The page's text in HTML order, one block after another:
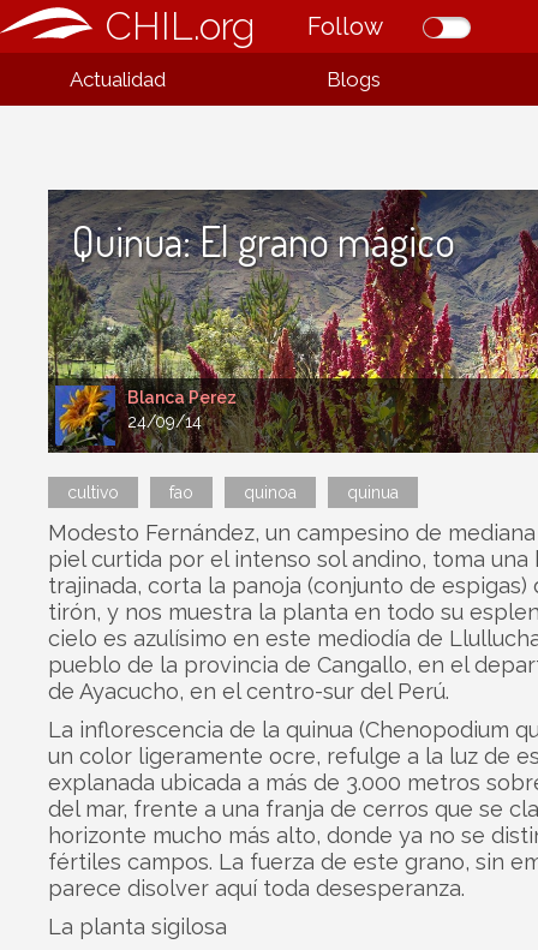
CHIL.org Follow
Actualidad Blogs
Blanca Perez
24/09/14
Quinua: El grano mágico
cultivo fao quinoa quinua
Modesto Fernández, un campesino de
piel curtida por el intenso sol andino, toma una
trajinada, corta la panoja (conjunto de espigas)
tirón, y nos muestra la planta en todo su
cielo es azulísimo en este mediodía de
pueblo de la provincia de Cangallo, en el
de Ayacucho, en el centro-sur del Perú.
La inflorescencia de la quinua (Chenopodium
un color ligeramente ocre, refulge a la luz de
explanada ubicada a más de 3.000 metros
del mar, frente a una franja de cerros que se
horizonte mucho más alto, donde ya no se
fértiles campos. La fuerza de este grano, sin
parece disolver aquí toda desesperanza.
La planta sigilosa